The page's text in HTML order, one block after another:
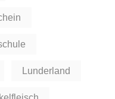
Lunderland